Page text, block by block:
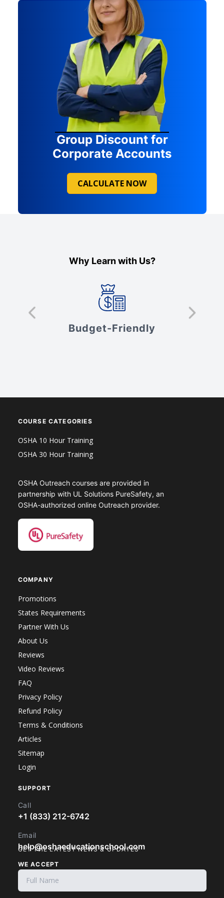
Group Discount for
Corporate Accounts
CALCULATE NOW
Why Learn with Us?
Budget-Friendly
COURSE CATEGORIES
OSHA 10 Hour Training
OSHA 30 Hour Training
OSHA Outreach courses are provided in
partnership with UL Solutions PureSafety, an
OSHA-authorized online Outreach provider.
COMPANY
Promotions
States Requirements
Partner With Us
About Us
Reviews
Video Reviews
FAQ
Privacy Policy
Refund Policy
Terms & Conditions
Articles
Sitemap
Login
SUPPORT
Call
+1 (833) 212-6742
Email
help@oshaeducationschool.com
WE ACCEPT
GET THE LATEST NEWS & UPDATES